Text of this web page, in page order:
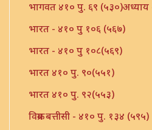
भागवत ४१० पु. ६९ (५३०)अध्याय
भारत - ४१० पु १०६ (५६७)
भारत - ४१० पु १०८(५६९)
भारत ४१० पु. ९०(५५१)
भारत ४१० पु. ९२(५५३)
विक्रम बत्तीसी - ४१० पु. १३४ (५९५)